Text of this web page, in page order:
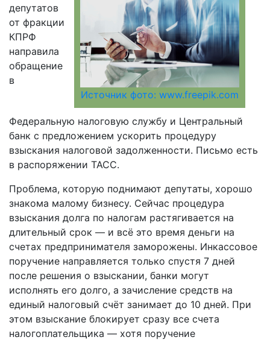
Источник фото: www.freepik.com
депутатов
от фракции
КПРФ
направила
обращение
в
Федеральную налоговую службу и Центральный
банк с предложением ускорить процедуру
взыскания налоговой задолженности. Письмо есть
в распоряжении ТАСС.
Проблема, которую поднимают депутаты, хорошо
знакома малому бизнесу. Сейчас процедура
взыскания долга по налогам растягивается на
длительный срок — и всё это время деньги на
счетах предпринимателя заморожены. Инкассовое
поручение направляется только спустя 7 дней
после решения о взыскании, банки могут
исполнять его долго, а зачисление средств на
единый налоговый счёт занимает до 10 дней. При
этом взыскание блокирует сразу все счета
налогоплательщика — хотя поручение